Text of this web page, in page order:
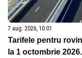
7 aug. 2026, 10:01
Tarifele pentru
la 1 octombrie